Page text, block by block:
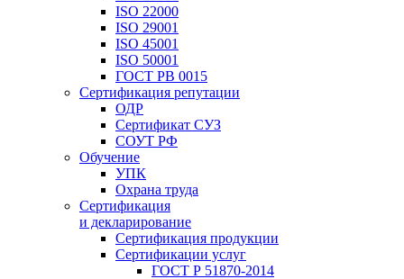
ISO 22000
ISO 29001
ISO 45001
ISO 50001
ГОСТ РВ 0015
Сертификация репутации
ОДР
Сертификат СУЗ
СОУТ РФ
Обучение
УПК
Охрана труда
Сертификация
и декларирование
Сертификация продукции
Сертификации услуг
ГОСТ Р 51870-2014